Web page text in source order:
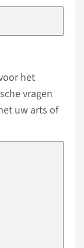
het
vragen
uw arts of